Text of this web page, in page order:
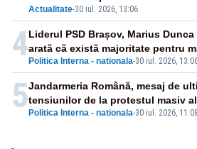
Actualitate-30 iul. 2026, 13:06
4 Politica Interna - nationala-30 iul. 2026,
Liderul PSD Brașov, Marius
arată că există majoritate pentru
5 Politica Interna - nationala-30 iul. 2026, 11:08
Jandarmeria Română, mesaj de
tensiunilor de la protestul masiv